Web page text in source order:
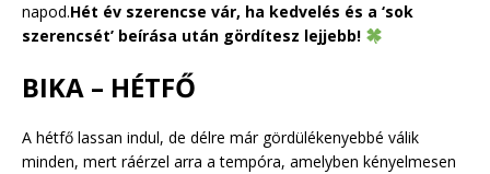
napod.Hét év szerencse vár, ha kedvelés és a ‘sok
szerencsét’ beírása után gördítesz lejjebb!
BIKA – HÉTFŐ
A hétfő lassan indul, de délre már gördülékenyebbé válik
minden, mert ráérzel arra a tempóra, amelyben kényelmesen